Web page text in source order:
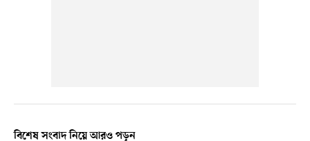
বিশেষ সংবাদ নিয়ে আরও পড়ুন